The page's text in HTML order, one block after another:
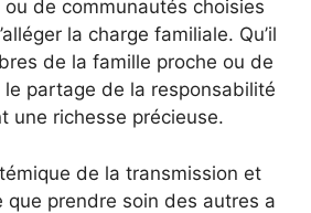
ou de communautés choisies
la charge familiale. Qu’il
de la famille proche ou de
le partage de la responsabilité
une richesse précieuse.
de la transmission et
que prendre soin des autres a